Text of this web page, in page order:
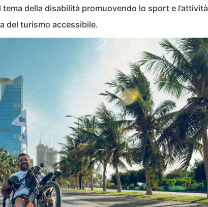
della disabilità promuovendo lo sport e l’attività
del turismo accessibile.